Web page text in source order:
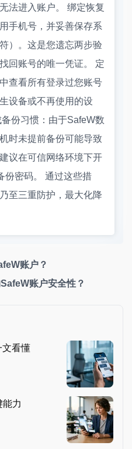
法进入账户。 绑定恢复
手机号，并妥善保存系
）。这是您遗忘两步验
回账号的唯一凭证。 定
查看所有登录过您账号
设备或不再使用的设
份习惯：由于SafeW数
时未提前备份可能导致
议在可信网络环境下开
份密码。 通过这些措
至三重防护，最大化降
账户？
账户安全性？
文看懂
能力